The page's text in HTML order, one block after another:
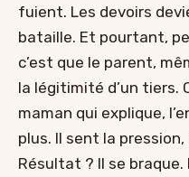
fuient. Les devoirs
bataille. Et pourtant,
c’est que le parent,
la légitimité d’un tiers.
maman qui explique,
plus. Il sent la
Résultat ? Il se